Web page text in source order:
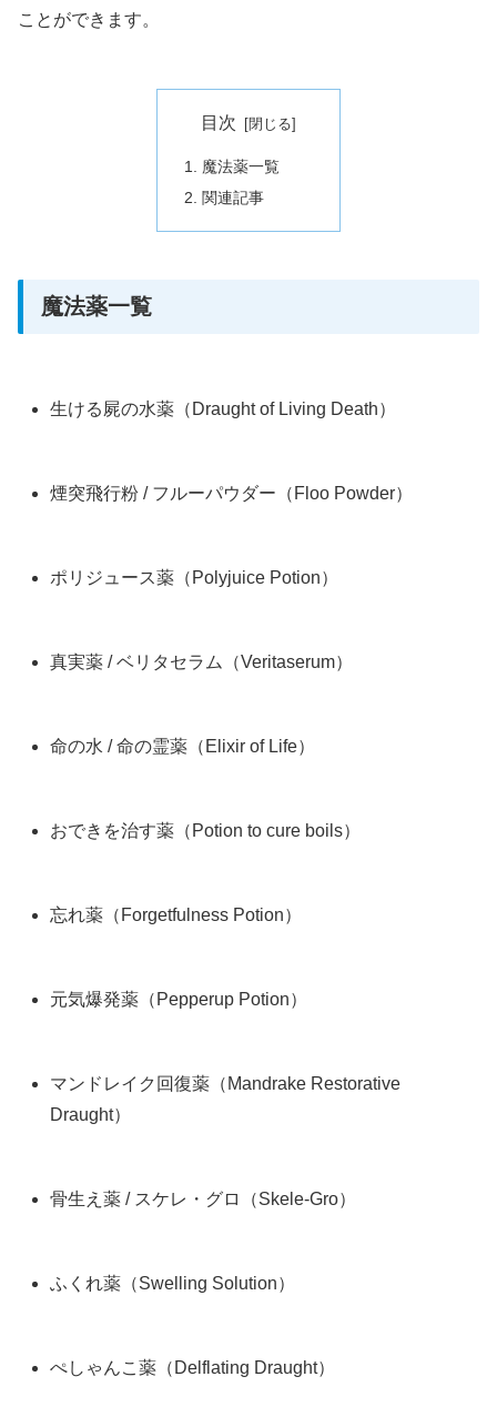
ことができます。
目次
魔法薬一覧
関連記事
魔法薬一覧
生ける屍の水薬（Draught of Living Death）
煙突飛行粉 / フルーパウダー（Floo Powder）
ポリジュース薬（Polyjuice Potion）
真実薬 / ベリタセラム（Veritaserum）
命の水 / 命の霊薬（Elixir of Life）
おできを治す薬（Potion to cure boils）
忘れ薬（Forgetfulness Potion）
元気爆発薬（Pepperup Potion）
マンドレイク回復薬（Mandrake Restorative
Draught）
骨生え薬 / スケレ・グロ（Skele-Gro）
ふくれ薬（Swelling Solution）
ぺしゃんこ薬（Delflating Draught）